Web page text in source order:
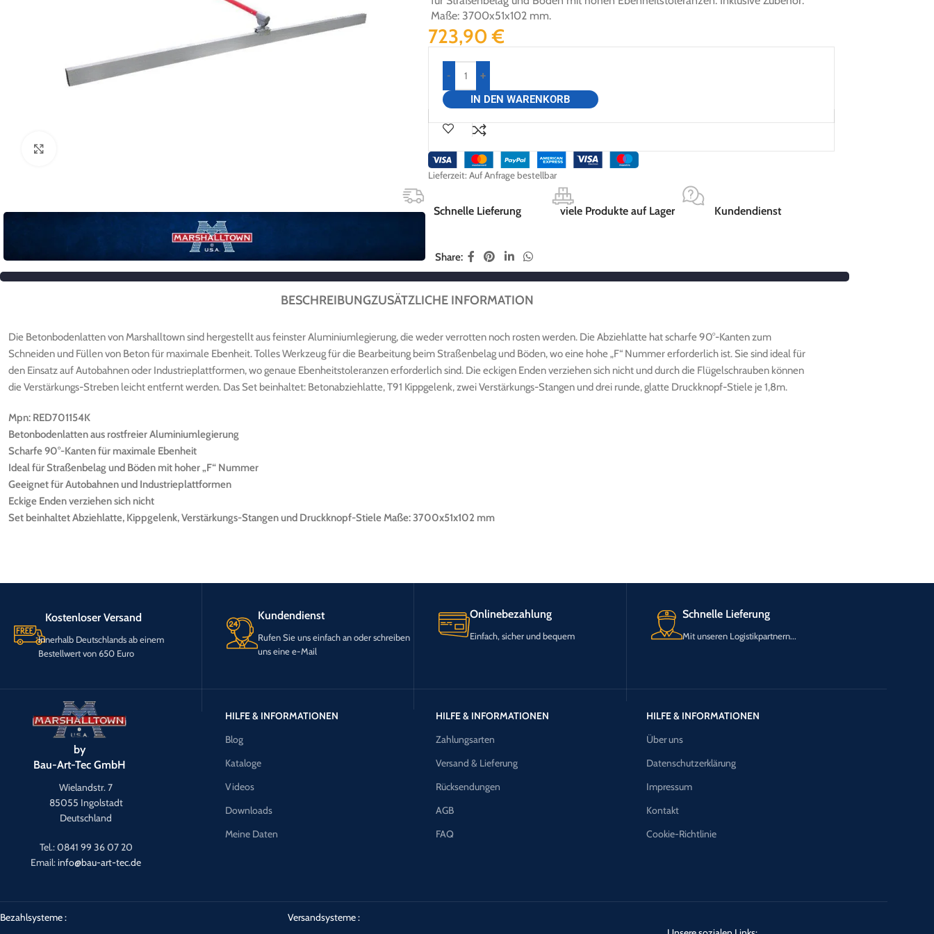
Maße: 3700x51x102 mm.
723,90€
-
+
IN DEN WARENKORB
Lieferzeit: Auf Anfrage bestellbar
Schnelle Lieferung viele Produkte auf Lager Kundendienst
Share:
BESCHREIBUNGZUSÄTZLICHE INFORMATION
Die Betonbodenlatten von Marshalltown sind hergestellt aus feinster Aluminiumlegierung, die weder verrotten noch rosten werden. Die Abziehlatte hat scharfe 90°-Kanten zum
Schneiden und Füllen von Beton für maximale Ebenheit. Tolles Werkzeug für die Bearbeitung beim Straßenbelag und Böden, wo eine hohe „F“ Nummer erforderlich ist. Sie sind ideal für
den Einsatz auf Autobahnen oder Industrieplattformen, wo genaue Ebenheitstoleranzen erforderlich sind. Die eckigen Enden verziehen sich nicht und durch die Flügelschrauben können
die Verstärkungs-Streben leicht entfernt werden. Das Set beinhaltet: Betonabziehlatte, T91 Kippgelenk, zwei Verstärkungs-Stangen und drei runde, glatte Druckknopf-Stiele je 1,8m.
Mpn: RED701154K
Betonbodenlatten aus rostfreier Aluminiumlegierung
Scharfe 90°-Kanten für maximale Ebenheit
Ideal für Straßenbelag und Böden mit hoher „F“ Nummer
Geeignet für Autobahnen und Industrieplattformen
Eckige Enden verziehen sich nicht
Set beinhaltet Abziehlatte, Kippgelenk, Verstärkungs-Stangen und Druckknopf-Stiele Maße: 3700x51x102 mm
Kostenloser Versand
Innerhalb Deutschlands ab einem
Bestellwert von 650 Euro
Kundendienst
Rufen Sie uns einfach an oder schreiben
uns eine e-Mail
Onlinebezahlung
Einfach, sicher und bequem
Schnelle Lieferung
Mit unseren Logistikpartnern...
by
Bau-Art-Tec GmbH
Wielandstr. 7
85055 Ingolstadt
Deutschland
Tel.: 0841 99 36 07 20
Email:info@bau-art-tec.de
HILFE & INFORMATIONEN
Blog
Kataloge
Videos
Downloads
Meine Daten
HILFE & INFORMATIONEN
Zahlungsarten
Versand & Lieferung
Rücksendungen
AGB
FAQ
HILFE & INFORMATIONEN
Über uns
Datenschutzerklärung
Impressum
Kontakt
Cookie-Richtlinie
Bezahlsysteme :
Versandsysteme :